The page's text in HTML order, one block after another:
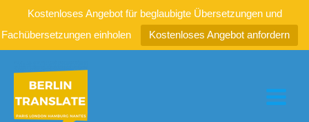
Kostenloses Angebot für beglaubigte Übersetzungen und
Fachübersetzungen einholen
Kostenloses Angebot anfordern
Inhalt
springen